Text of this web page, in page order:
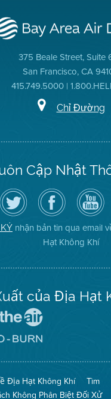
375 Beale Street, Suite
San Francisco, CA
415.749.5000 |
Chỉ Đường
Cập Nhật
Hãy
theo
dõi
Địa
Hạt
Không
Truy
cập
Trang
Facebook
của
Địa
Hạt
Kênh
của
Địa
Hạt
Khí
nhận bản tin qua email
Hạt Không Khí
của Địa Hạt
The
(Bảo
Toàn
Mạng
No
Burn
Địa Hạt Không Khí Tìm
Không Phân Biệt Đối Xử